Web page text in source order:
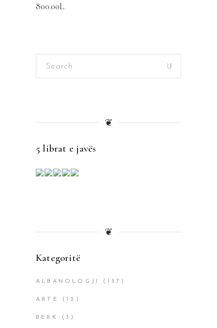
800.00L
Search
❦
5 librat e javës
❦
Kategoritë
ALBANOLOGJI (137)
ARTE (12)
BERK (3)